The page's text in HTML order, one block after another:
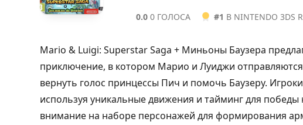
0.0 0 ГОЛОСА #1 В NINTENDO 3DS
Mario & Luigi: Superstar Saga + Миньоны Баузера
приключение, в котором Марио и Луиджи
вернуть голос принцессы Пич и помочь Баузеру.
используя уникальные движения и тайминг для победы
внимание на наборе персонажей для формирования